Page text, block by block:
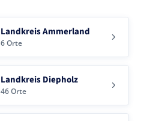
Landkreis Ammerland
6 Orte
Landkreis Diepholz
46 Orte